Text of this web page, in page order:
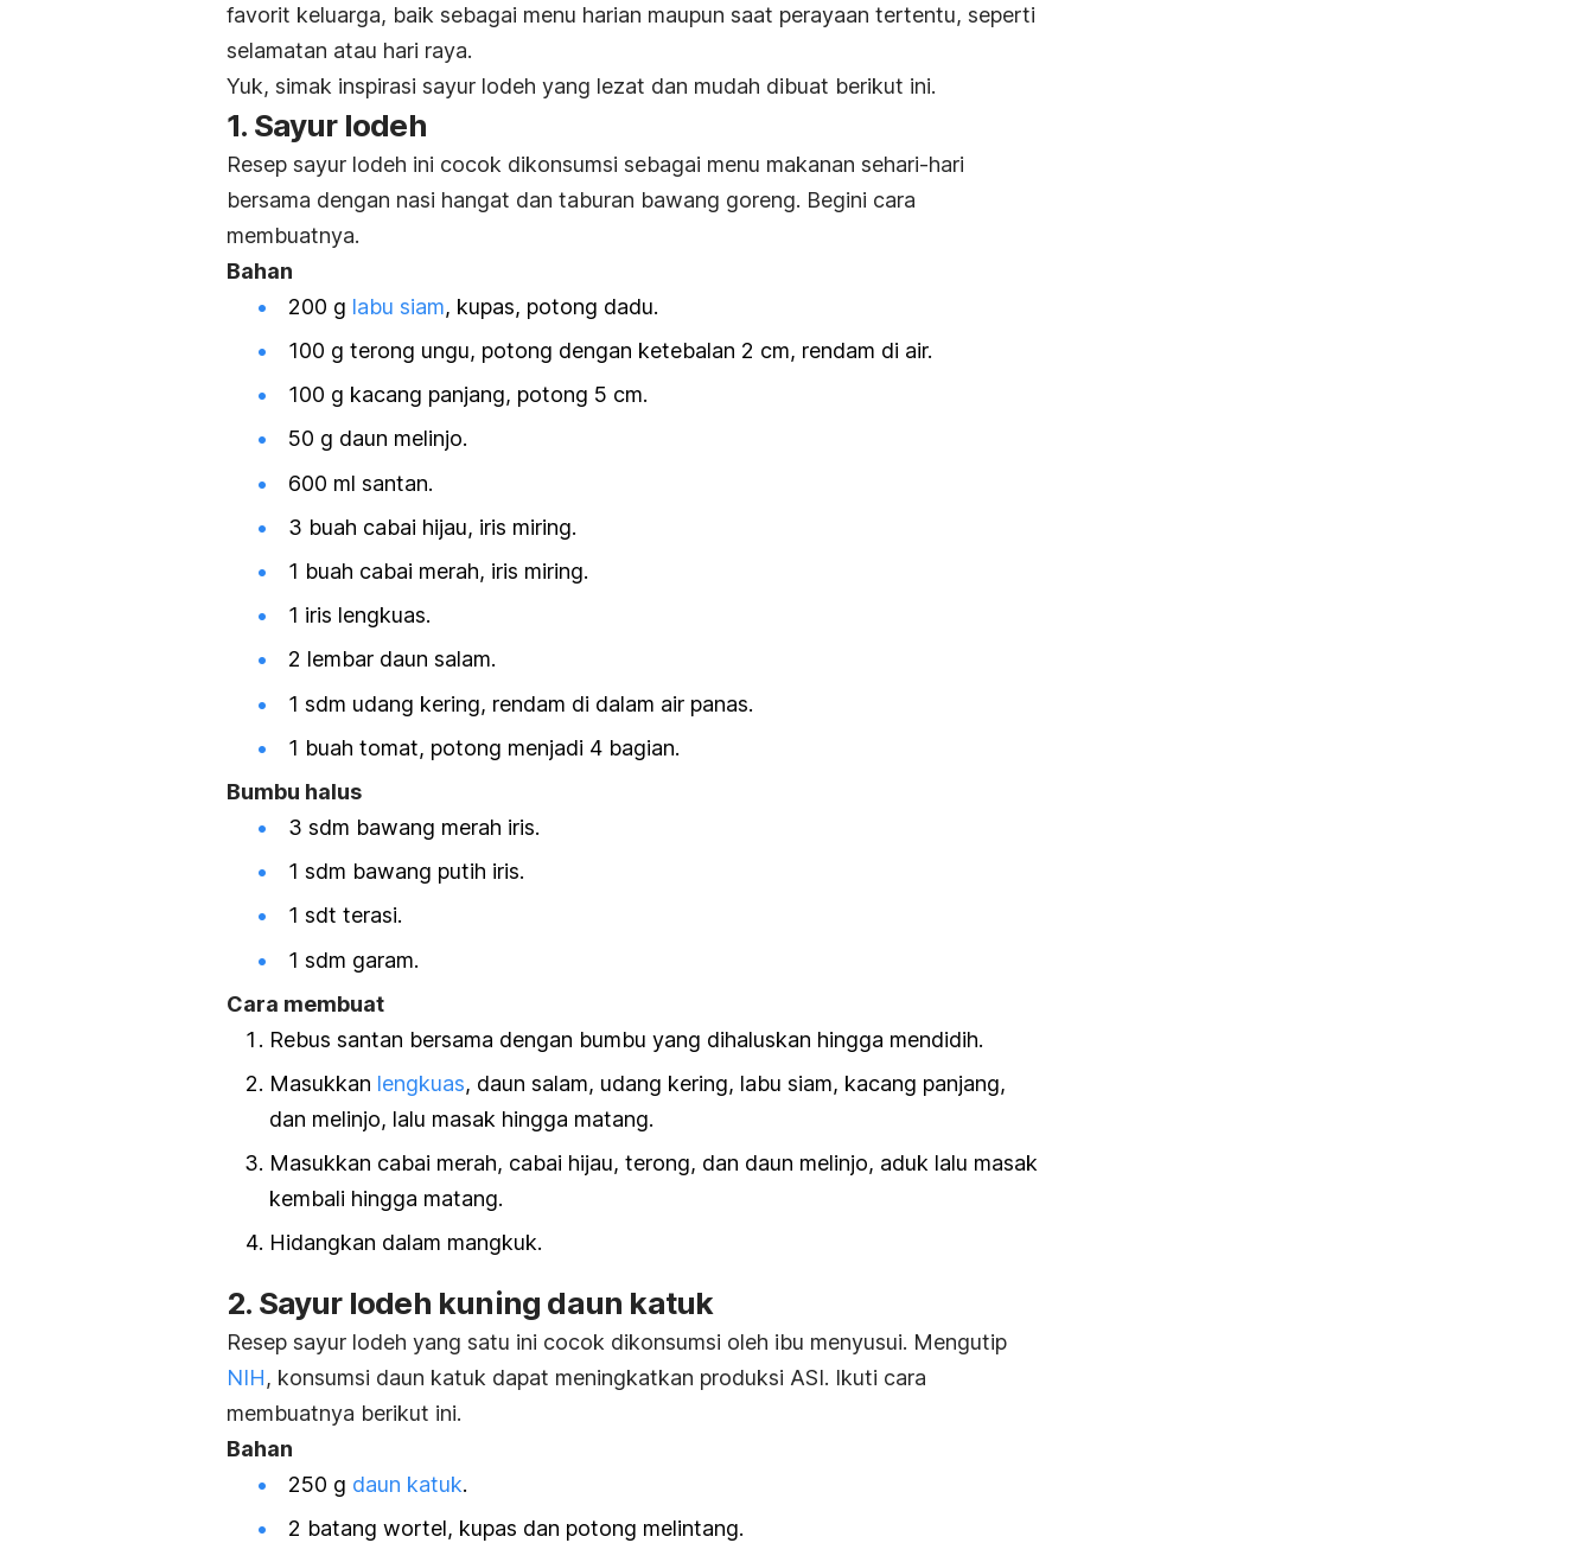
favorit keluarga, baik sebagai menu harian maupun saat perayaan tertentu, seperti
selamatan atau hari raya.
Yuk, simak inspirasi sayur lodeh yang lezat dan mudah dibuat berikut ini.
1. Sayur lodeh
Resep sayur lodeh ini cocok dikonsumsi sebagai menu makanan sehari-hari
bersama dengan nasi hangat dan taburan bawang goreng. Begini cara
membuatnya.
Bahan
200 g labu siam, kupas, potong dadu.
100 g terong ungu, potong dengan ketebalan 2 cm, rendam di air.
100 g kacang panjang, potong 5 cm.
50 g daun melinjo.
600 ml santan.
3 buah cabai hijau, iris miring.
1 buah cabai merah, iris miring.
1 iris lengkuas.
2 lembar daun salam.
1 sdm udang kering, rendam di dalam air panas.
1 buah tomat, potong menjadi 4 bagian.
Bumbu halus
3 sdm bawang merah iris.
1 sdm bawang putih iris.
1 sdt terasi.
1 sdm garam.
Cara membuat
Rebus santan bersama dengan bumbu yang dihaluskan hingga mendidih.
Masukkan lengkuas, daun salam, udang kering, labu siam, kacang panjang,
dan melinjo, lalu masak hingga matang.
Masukkan cabai merah, cabai hijau, terong, dan daun melinjo, aduk lalu masak
kembali hingga matang.
Hidangkan dalam mangkuk.
2. Sayur lodeh kuning daun katuk
Resep sayur lodeh yang satu ini cocok dikonsumsi oleh ibu menyusui. Mengutip
NIH, konsumsi daun katuk dapat meningkatkan produksi ASI. Ikuti cara
membuatnya berikut ini.
Bahan
250 g daun katuk.
2 batang wortel, kupas dan potong melintang.